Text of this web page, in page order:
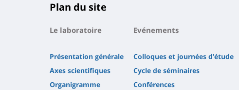
Plan du site
Le laboratoire
Présentation générale
Axes scientifiques
Organigramme
Evénements
Colloques et journées d'étude
Cycle de séminaires
Conférences